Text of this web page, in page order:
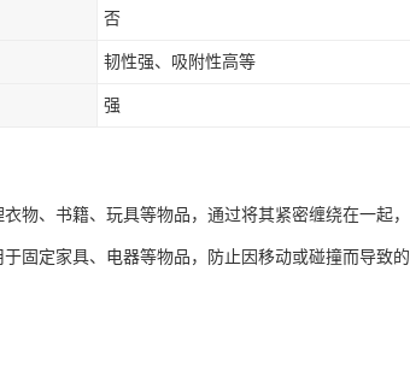
否
韧性强、吸附性高等
强
物、书籍、玩具等物品，通过将其紧密缠绕在一起，
固定家具、电器等物品，防止因移动或碰撞而导致的